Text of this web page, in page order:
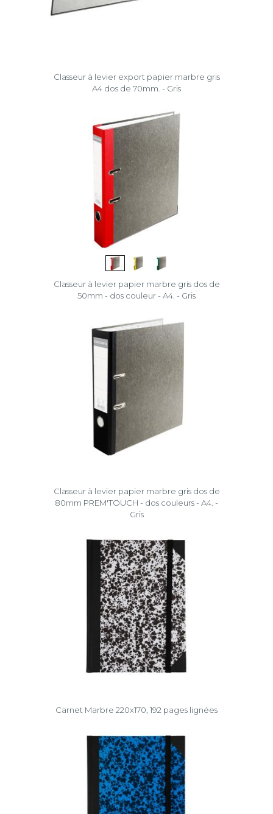
Classeur à levier export papier marbre gris
A4 dos de 70mm. - Gris
Classeur à levier papier marbre gris dos de
50mm - dos couleur - A4. - Gris
Classeur à levier papier marbre gris dos de
80mm PREM'TOUCH - dos couleurs - A4. -
Gris
Carnet Marbre 220x170, 192 pages lignées